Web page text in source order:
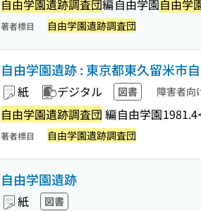
自由学園遺跡調査団編自由学園自由学
著者標目 自由学園遺跡調査団
自由学園遺跡 : 東京都東久留米市
紙 デジタル 図書 障害者向
自由学園遺跡調査団 編自由学園1981.4
著者標目 自由学園遺跡調査団
自由学園遺跡
紙 図書